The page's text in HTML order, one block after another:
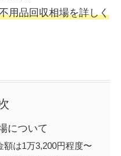
用品回収相場を詳しく
について
は1万3,200円程度〜